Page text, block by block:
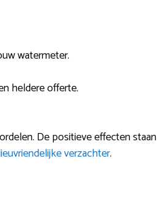
watermeter.
heldere offerte.
De positieve effecten staan
verzachter.